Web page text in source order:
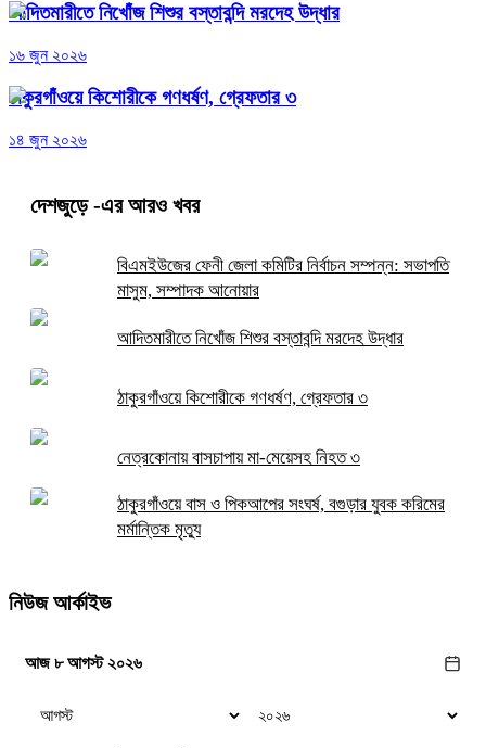
আদিতমারীতে নিখোঁজ শিশুর বস্তাবন্দি মরদেহ উদ্ধার
১৬ জুন ২০২৬
ঠাকুরগাঁওয়ে কিশোরীকে গণধর্ষণ, গ্রেফতার ৩
১৪ জুন ২০২৬
দেশজুড়ে-এর আরও খবর
বিএমইউজের ফেনী জেলা কমিটির নির্বাচন সম্পন্ন: সভাপতি
মাসুম, সম্পাদক আনোয়ার
আদিতমারীতে নিখোঁজ শিশুর বস্তাবন্দি মরদেহ উদ্ধার
ঠাকুরগাঁওয়ে কিশোরীকে গণধর্ষণ, গ্রেফতার ৩
নেত্রকোনায় বাসচাপায় মা-মেয়েসহ নিহত ৩
ঠাকুরগাঁওয়ে বাস ও পিকআপের সংঘর্ষ, বগুড়ার যুবক করিমের
মর্মান্তিক মৃত্যু
নিউজ আর্কাইভ
আজ ৮ আগস্ট ২০২৬